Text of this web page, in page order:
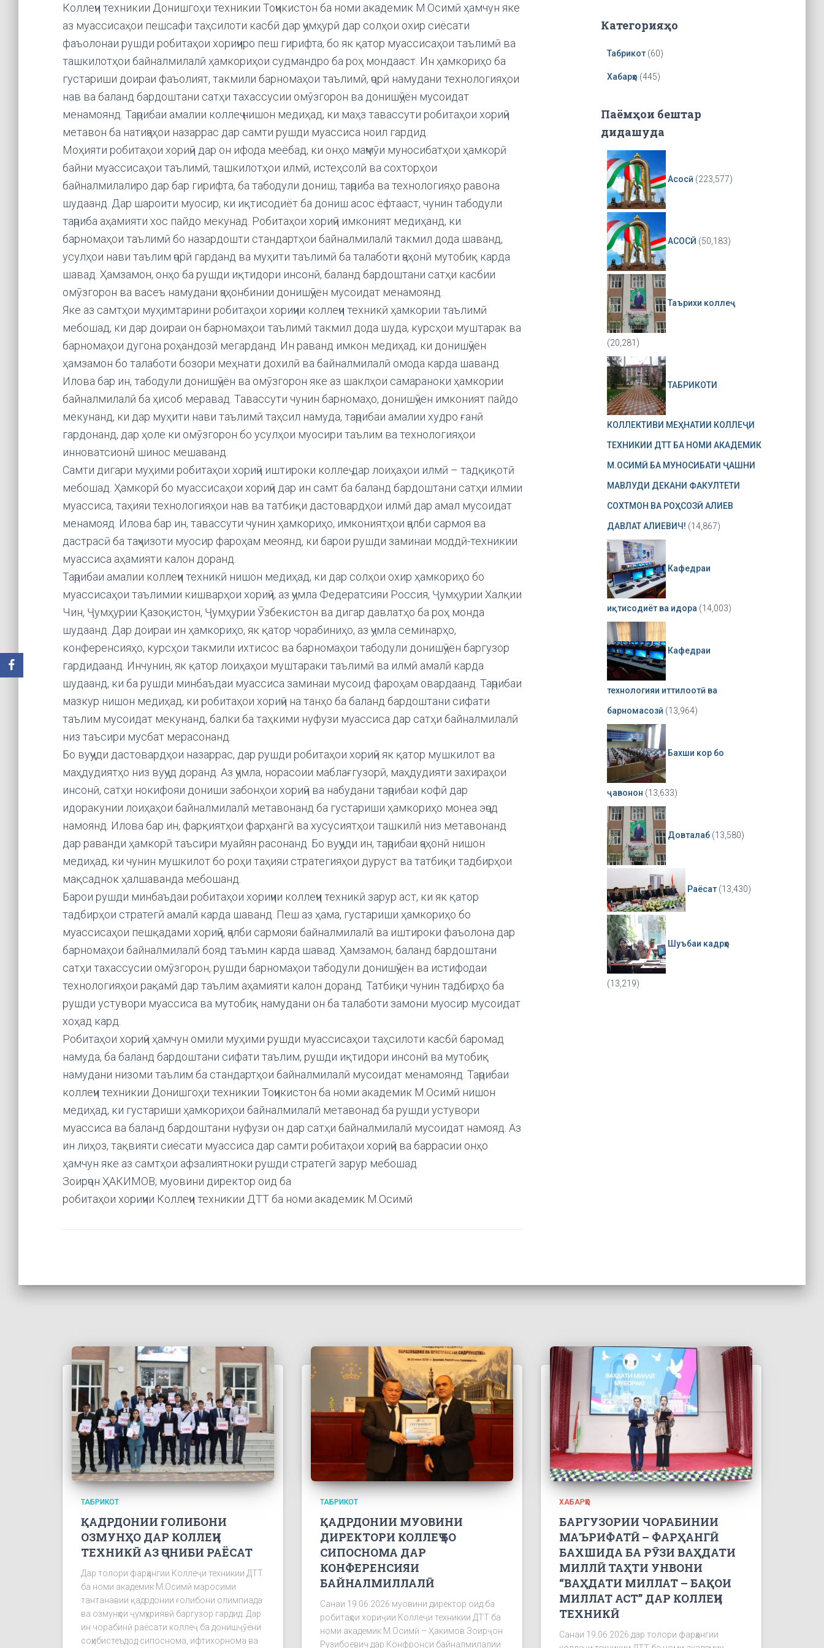
Коллеҷи техникии Донишгоҳи техникии Тоҷикистон ба номи академик М.Осимӣ ҳамчун яке
аз муассисаҳои пешсафи таҳсилоти касбӣ дар ҷумҳурӣ дар солҳои охир сиёсати
фаъолонаи рушди робитаҳои хориҷиро пеш гирифта, бо як қатор муассисаҳои таълимӣ ва
ташкилотҳои байналмилалӣ ҳамкориҳои судмандро ба роҳ мондааст. Ин ҳамкориҳо ба
густариши доираи фаъолият, такмили барномаҳои таълимӣ, ҷорӣ намудани технологияҳои
нав ва баланд бардоштани сатҳи тахассусии омӯзгорон ва донишҷӯён мусоидат
менамоянд. Таҷрибаи амалии коллеҷ нишон медиҳад, ки маҳз тавассути робитаҳои хориҷӣ
метавон ба натиҷаҳои назаррас дар самти рушди муассиса ноил гардид.
Моҳияти робитаҳои хориҷӣ дар он ифода меёбад, ки онҳо маҷмӯи муносибатҳои ҳамкорӣ
байни муассисаҳои таълимӣ, ташкилотҳои илмӣ, истеҳсолӣ ва сохторҳои
байналмилалиро дар бар гирифта, ба табодули дониш, таҷриба ва технологияҳо равона
шудаанд. Дар шароити муосир, ки иқтисодиёт ба дониш асос ёфтааст, чунин табодули
таҷриба аҳамияти хос пайдо мекунад. Робитаҳои хориҷӣ имконият медиҳанд, ки
барномаҳои таълимӣ бо назардошти стандартҳои байналмилалӣ такмил дода шаванд,
усулҳои нави таълим ҷорӣ гарданд ва муҳити таълимӣ ба талаботи ҷаҳонӣ мутобиқ карда
шавад. Ҳамзамон, онҳо ба рушди иқтидори инсонӣ, баланд бардоштани сатҳи касбии
омӯзгорон ва васеъ намудани ҷаҳонбинии донишҷӯён мусоидат менамоянд.
Яке аз самтҳои муҳимтарини робитаҳои хориҷии коллеҷи техникӣ ҳамкории таълимӣ
мебошад, ки дар доираи он барномаҳои таълимӣ такмил дода шуда, курсҳои муштарак ва
барномаҳои дугона роҳандозӣ мегарданд. Ин раванд имкон медиҳад, ки донишҷӯён
ҳамзамон бо талаботи бозори меҳнати дохилӣ ва байналмилалӣ омода карда шаванд.
Илова бар ин, табодули донишҷӯён ва омӯзгорон яке аз шаклҳои самараноки ҳамкории
байналмилалӣ ба ҳисоб меравад. Тавассути чунин барномаҳо, донишҷӯён имконият пайдо
мекунанд, ки дар муҳити нави таълимӣ таҳсил намуда, таҷрибаи амалии худро ғанӣ
гардонанд, дар ҳоле ки омӯзгорон бо усулҳои муосири таълим ва технологияҳои
инноватсионӣ шинос мешаванд.
Самти дигари муҳими робитаҳои хориҷӣ иштироки коллеҷ дар лоиҳаҳои илмӣ – тадқиқотӣ
мебошад. Ҳамкорӣ бо муассисаҳои хориҷӣ дар ин самт ба баланд бардоштани сатҳи илмии
муассиса, таҳияи технологияҳои нав ва татбиқи дастовардҳои илмӣ дар амал мусоидат
менамояд. Илова бар ин, тавассути чунин ҳамкориҳо, имкониятҳои ҷалби сармоя ва
дастрасӣ ба таҷҳизоти муосир фароҳам меоянд, ки барои рушди заминаи моддӣ-техникии
муассиса аҳамияти калон доранд.
Таҷрибаи амалии коллеҷи техникӣ нишон медиҳад, ки дар солҳои охир ҳамкориҳо бо
муассисаҳои таълимии кишварҳои хориҷӣ, аз ҷумла Федератсияи Россия, Ҷумҳурии Халқии
Чин, Ҷумҳурии Қазоқистон, Ҷумҳурии Ӯзбекистон ва дигар давлатҳо ба роҳ монда
шудаанд. Дар доираи ин ҳамкориҳо, як қатор чорабиниҳо, аз ҷумла семинарҳо,
конференсияҳо, курсҳои такмили ихтисос ва барномаҳои табодули донишҷӯён баргузор
гардидаанд. Инчунин, як қатор лоиҳаҳои муштараки таълимӣ ва илмӣ амалӣ карда
шудаанд, ки ба рушди минбаъдаи муассиса заминаи мусоид фароҳам овардаанд. Таҷрибаи
мазкур нишон медиҳад, ки робитаҳои хориҷӣ на танҳо ба баланд бардоштани сифати
таълим мусоидат мекунанд, балки ба таҳкими нуфузи муассиса дар сатҳи байналмилалӣ
низ таъсири мусбат мерасонанд.
Бо вуҷуди дастовардҳои назаррас, дар рушди робитаҳои хориҷӣ як қатор мушкилот ва
маҳдудиятҳо низ вуҷуд доранд. Аз ҷумла, норасоии маблағгузорӣ, маҳдудияти захираҳои
инсонӣ, сатҳи нокифояи дониши забонҳои хориҷӣ ва набудани таҷрибаи кофӣ дар
идоракунии лоиҳаҳои байналмилалӣ метавонанд ба густариши ҳамкориҳо монеа эҷод
намоянд. Илова бар ин, фарқиятҳои фарҳангӣ ва хусусиятҳои ташкилӣ низ метавонанд
дар раванди ҳамкорӣ таъсири муайян расонанд. Бо вуҷуди ин, таҷрибаи ҷаҳонӣ нишон
медиҳад, ки чунин мушкилот бо роҳи таҳияи стратегияҳои дуруст ва татбиқи тадбирҳои
мақсаднок ҳалшаванда мебошанд.
Барои рушди минбаъдаи робитаҳои хориҷии коллеҷи техникӣ зарур аст, ки як қатор
тадбирҳои стратегӣ амалӣ карда шаванд. Пеш аз ҳама, густариши ҳамкориҳо бо
муассисаҳои пешқадами хориҷӣ, ҷалби сармояи байналмилалӣ ва иштироки фаъолона дар
барномаҳои байналмилалӣ бояд таъмин карда шавад. Ҳамзамон, баланд бардоштани
сатҳи тахассусии омӯзгорон, рушди барномаҳои табодули донишҷӯён ва истифодаи
технологияҳои рақамӣ дар таълим аҳамияти калон доранд. Татбиқи чунин тадбирҳо ба
рушди устувори муассиса ва мутобиқ намудани он ба талаботи замони муосир мусоидат
хоҳад кард.
Робитаҳои хориҷӣ ҳамчун омили муҳими рушди муассисаҳои таҳсилоти касбӣ баромад
намуда, ба баланд бардоштани сифати таълим, рушди иқтидори инсонӣ ва мутобиқ
намудани низоми таълим ба стандартҳои байналмилалӣ мусоидат менамоянд. Таҷрибаи
коллеҷи техникии Донишгоҳи техникии Тоҷикистон ба номи академик М.Осимӣ нишон
медиҳад, ки густариши ҳамкориҳои байналмилалӣ метавонад ба рушди устувори
муассиса ва баланд бардоштани нуфузи он дар сатҳи байналмилалӣ мусоидат намояд. Аз
ин лиҳоз, тақвияти сиёсати муассиса дар самти робитаҳои хориҷӣ ва баррасии онҳо
ҳамчун яке аз самтҳои афзалиятноки рушди стратегӣ зарур мебошад.
Зоирҷон ҲАКИМОВ, муовини директор оид ба
робитаҳои хориҷии Коллеҷи техникии ДТТ ба номи академик М.Осимӣ
y
Категорияҳо
Табрикот(60)
Хабарҳо (445)
Паёмҳои бештар
дидашуда
Асосӣ (223,577)
АСОСӢ (50,183)
Таърихи коллеҷ
(20,281)
ТАБРИКОТИ
КОЛЛЕКТИВИ МЕҲНАТИИ КОЛЛЕҶИ
ТЕХНИКИИ ДТТ БА НОМИ АКАДЕМИК
М.ОСИМӢ БА МУНОСИБАТИ ҶАШНИ
МАВЛУДИ ДЕКАНИ ФАКУЛТЕТИ
СОХТМОН ВА РОҲСОЗӢ АЛИЕВ
ДАВЛАТ АЛИЕВИЧ! (14,867)
Кафедраи
иқтисодиёт ва идора (14,003)
Кафедраи
технологияи иттилоотӣ ва
барномасозӣ (13,964)
Бахши кор бо
ҷавонон (13,633)
Довталаб (13,580)
Раёсат (13,430)
Шуъбаи кадрҳо
(13,219)
ТАБРИКОТ
ҚАДРДОНИИ ҒОЛИБОНИ
ОЗМУНҲО ДАР КОЛЛЕҶИ
ТЕХНИКӢ АЗ ҶОНИБИ РАЁСАТ
Дар толори фарҳангии Коллеҷи техникии ДТТ
ба номи академик М.Осимӣ маросими
тантанавии қадрдонии ғолибони олимпиада
ва озмунҳои ҷумҳуриявӣ баргузор гардид. Дар
ин чорабинӣ раёсати коллеҷ ба донишҷӯёни
соҳибистеъдод сипоснома, ифтихорнома ва
ТАБРИКОТ
ҚАДРДОНИИ МУОВИНИ
ДИРЕКТОРИ КОЛЛЕҶ БО
СИПОСНОМА ДАР
КОНФЕРЕНСИЯИ
БАЙНАЛМИЛЛАЛӢ
Санаи 19.06.2026 муовини директор оид ба
робитаҳои хориҷии Коллеҷи техникии ДТТ ба
номи академик М.Осимӣ – Ҳакимов Зоирҷон
Рузибоевич дар Конфронси байналмилалии
ХАБАРҲО
БАРГУЗОРИИ ЧОРАБИНИИ
МАЪРИФАТӢ – ФАРҲАНГӢ
БАХШИДА БА РӮЗИ ВАҲДАТИ
МИЛЛӢ ТАҲТИ УНВОНИ
“ВАҲДАТИ МИЛЛАТ – БАҚОИ
МИЛЛАТ АСТ” ДАР КОЛЛЕҶИ
ТЕХНИКӢ
Санаи 19.06.2026 дар толори фарҳангии